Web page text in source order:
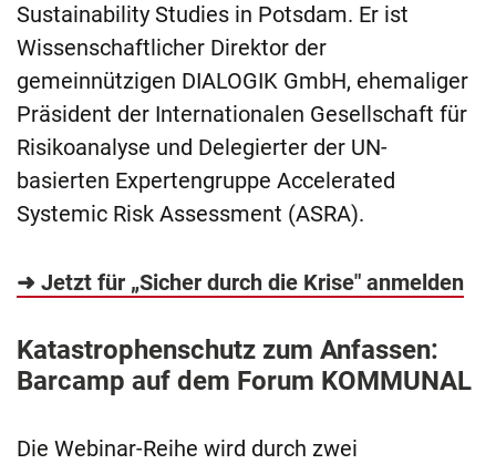
Sustainability Studies in Potsdam. Er ist
Wissenschaftlicher Direktor der
gemeinnützigen DIALOGIK GmbH, ehemaliger
Präsident der Internationalen Gesellschaft für
Risikoanalyse und Delegierter der UN-
basierten Expertengruppe Accelerated
Systemic Risk Assessment (ASRA).
➜ Jetzt für „Sicher durch die Krise" anmelden
Katastrophenschutz zum Anfassen:
Barcamp auf dem Forum KOMMUNAL
Die Webinar-Reihe wird durch zwei